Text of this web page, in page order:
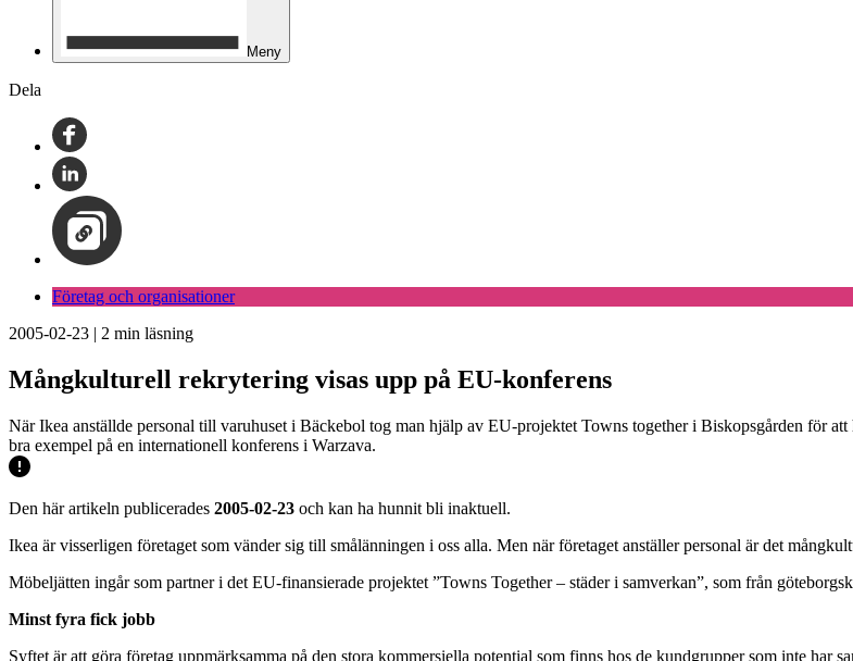
Meny
Dela
Företag och organisationer
2005-02-23 | 2 min läsning
Mångkulturell rekrytering visas upp på EU-konferens
När Ikea anställde personal till varuhuset i Bäckebol tog man hjälp av EU-projektet Towns together i Biskopsgården för
bra exempel på en internationell konferens i Warzava.
Den här artikeln publicerades 2005-02-23 och kan ha hunnit bli inaktuell.
Ikea är visserligen företaget som vänder sig till smålänningen i oss alla. Men när företaget anställer personal är det
Möbeljätten ingår som partner i det EU-finansierade projektet ”Towns Together – städer i samverkan”, som från
Minst fyra fick jobb
Syftet är att göra företag uppmärksamma på den stora kommersiella potential som finns hos de kundgrupper som inte har